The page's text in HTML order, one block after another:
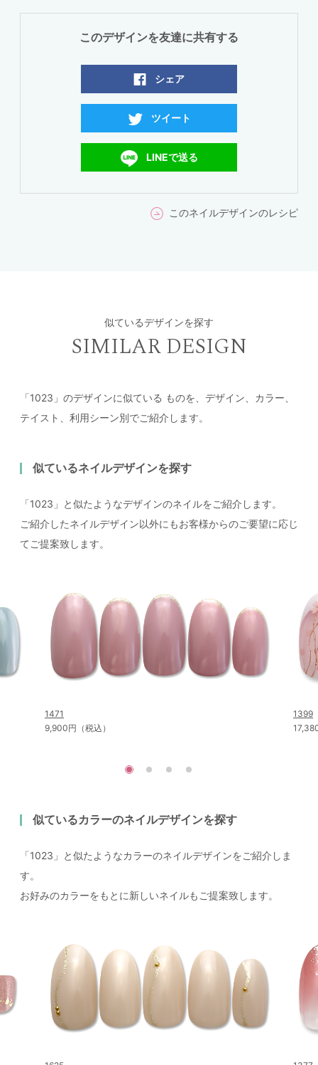
このデザインを友達に共有する
シェア
ツイート
LINEで送る
このネイルデザインのレシピ
似ているデザインを探す
SIMILAR DESIGN
「1023」のデザインに似ている ものを、デザイン、カラー、
テイスト、利用シーン別でご紹介します。
似ているネイルデザインを探す
「1023」と似たようなデザインのネイルをご紹介します。
ご紹介したネイルデザイン以外にもお客様からのご要望に応じ
てご提案致します。
1471
9,900円（税込）
1399
似ているカラーのネイルデザインを探す
「1023」と似たようなカラーのネイルデザインをご紹介しま
す。
お好みのカラーをもとに新しいネイルもご提案致します。